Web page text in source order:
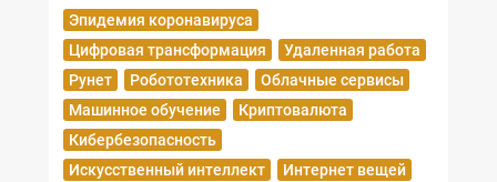
Эпидемия коронавируса
Цифровая трансформация
Удаленная работа
Рунет
Робототехника
Облачные сервисы
Машинное обучение
Криптовалюта
Кибербезопасность
Искусственный интеллект
Интернет вещей